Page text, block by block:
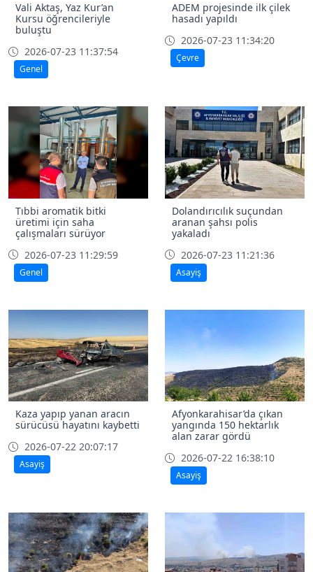
Vali Aktaş, Yaz Kur’an
Kursu öğrencileriyle
buluştu
2026-07-23 11:37:54
Genel
ADEM projesinde ilk çilek
hasadı yapıldı
2026-07-23 11:34:20
Çevre
Tıbbi aromatik bitki
üretimi için saha
çalışmaları sürüyor
2026-07-23 11:29:59
Genel
Dolandırıcılık suçundan
aranan şahsı polis
yakaladı
2026-07-23 11:21:36
Asayiş
Kaza yapıp yanan aracın
sürücüsü hayatını kaybetti
2026-07-22 20:07:17
Asayiş
Afyonkarahisar’da çıkan
yangında 150 hektarlık
alan zarar gördü
2026-07-22 16:38:10
Asayiş